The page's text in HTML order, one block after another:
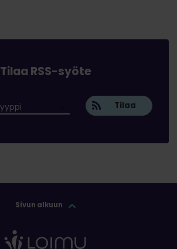
Tilaa RSS-syöte
Tilaa
Sivun alkuun